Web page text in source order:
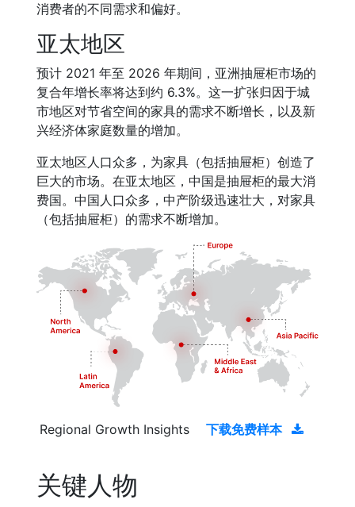
消费者的不同需求和偏好。
亚太地区
预计 2021 年至 2026 年期间，亚洲抽屉柜市场的
复合年增长率将达到约 6.3%。这一扩张归因于城
市地区对节省空间的家具的需求不断增长，以及新
兴经济体家庭数量的增加。
亚太地区人口众多，为家具（包括抽屉柜）创造了
巨大的市场。在亚太地区，中国是抽屉柜的最大消
费国。中国人口众多，中产阶级迅速壮大，对家具
（包括抽屉柜）的需求不断增加。
Regional Growth Insights 下载免费样本
关键人物